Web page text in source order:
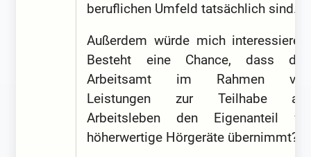
beruflichen Umfeld tatsächlich sind.
Außerdem würde mich interessieren:
Besteht eine Chance, dass das
Arbeitsamt im Rahmen von
Leistungen zur Teilhabe am
Arbeitsleben den Eigenanteil für
höherwertige Hörgeräte übernimmt?